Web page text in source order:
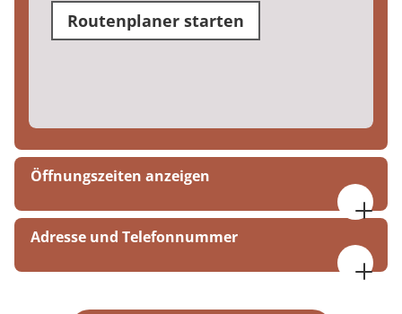
Routenplaner starten
Öffnungszeiten anzeigen
Mo. bis Do. 07:30 bis 17:00 Uhr
Fr. 07:30 bis 15:00 Uhr
Adresse und Telefonnummer